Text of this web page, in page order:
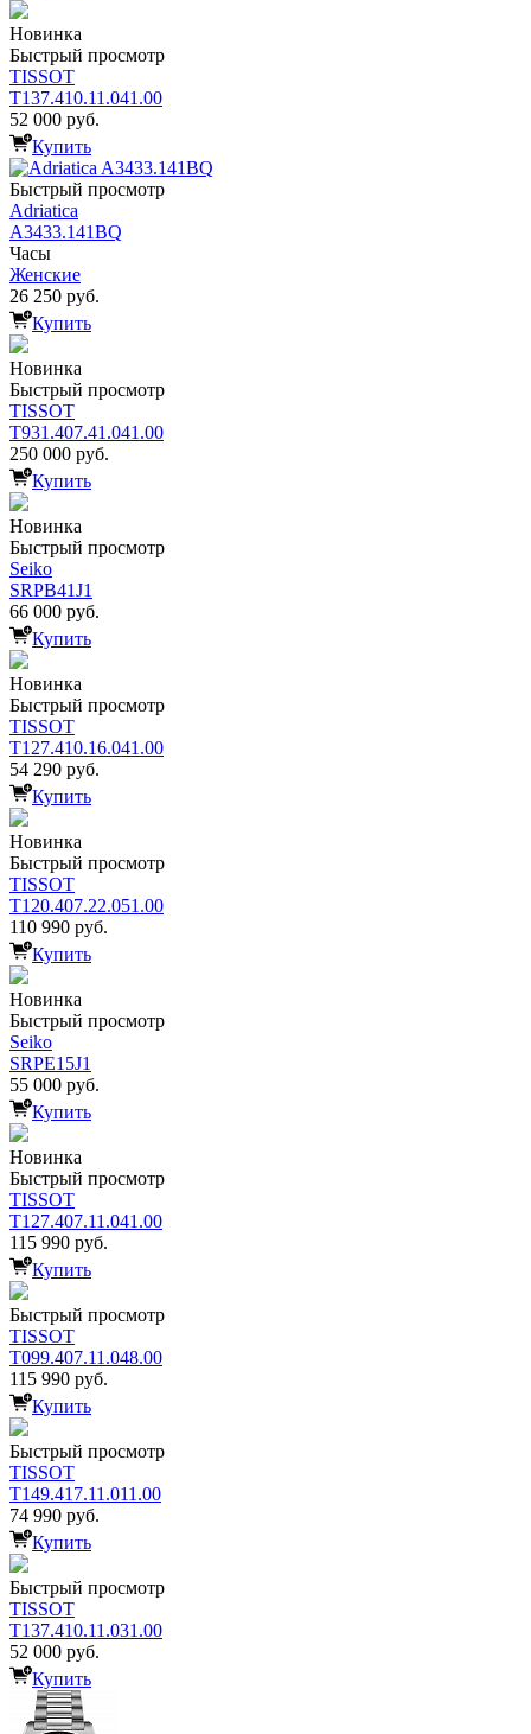
Новинка
Быстрый просмотр
TISSOT
T137.410.11.041.00
52 000 руб.
Купить
Быстрый просмотр
Adriatica
A3433.141BQ
Часы
Женские
26 250 руб.
Купить
Новинка
Быстрый просмотр
TISSOT
T931.407.41.041.00
250 000 руб.
Купить
Новинка
Быстрый просмотр
Seiko
SRPB41J1
66 000 руб.
Купить
Новинка
Быстрый просмотр
TISSOT
T127.410.16.041.00
54 290 руб.
Купить
Новинка
Быстрый просмотр
TISSOT
T120.407.22.051.00
110 990 руб.
Купить
Новинка
Быстрый просмотр
Seiko
SRPE15J1
55 000 руб.
Купить
Новинка
Быстрый просмотр
TISSOT
T127.407.11.041.00
115 990 руб.
Купить
Быстрый просмотр
TISSOT
T099.407.11.048.00
115 990 руб.
Купить
Быстрый просмотр
TISSOT
T149.417.11.011.00
74 990 руб.
Купить
Быстрый просмотр
TISSOT
T137.410.11.031.00
52 000 руб.
Купить